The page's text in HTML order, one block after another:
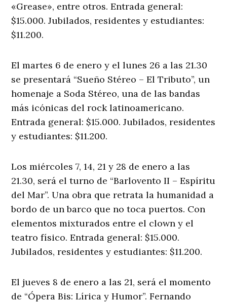
«Grease», entre otros. Entrada general:
$15.000. Jubilados, residentes y estudiantes:
$11.200.
El martes 6 de enero y el lunes 26 a las 21.30
se presentará “Sueño Stéreo – El Tributo”, un
homenaje a Soda Stéreo, una de las bandas
más icónicas del rock latinoamericano.
Entrada general: $15.000. Jubilados, residentes
y estudiantes: $11.200.
Los miércoles 7, 14, 21 y 28 de enero a las
21.30, será el turno de “Barlovento II – Espíritu
del Mar”. Una obra que retrata la humanidad a
bordo de un barco que no toca puertos. Con
elementos mixturados entre el clown y el
teatro físico. Entrada general: $15.000.
Jubilados, residentes y estudiantes: $11.200.
El jueves 8 de enero a las 21, será el momento
de “Ópera Bis: Lírica y Humor”. Fernando